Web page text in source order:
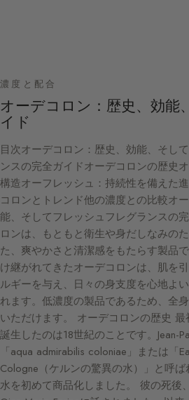
濃度と配合
オーデコロン：歴史、効能
イド
目次オーデコロン：歴史、効能、そし
ンスの完全ガイドオーデコロンの歴史
構造オーフレッシュ：持続性を備えた
コロンとトレンド他の濃度との比較オ
能、そしてフレッシュフレグランスの
ロンは、もともと衛生や身だしなみの
た、爽やかさと清潔感をもたらす製品
け継がれてきたオーデコロンは、肌を
ルギーを与え、日々の身支度を心地よ
れます。低濃度の製品であるため、全
いただけます。 オーデコロンの歴史
誕生したのは18世紀のことです。Jean-
「aqua admirabilis coloniae」または「
Cologne（ケルンの驚異の水）」と呼
水を初めて商品化しました。 彼の死後